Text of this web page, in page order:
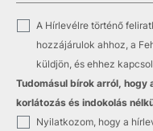
✓
A Hírlevélre történő
hozzájárulok ahhoz, a
küldjön, és ehhez
Tudomásul bírok arról, hogy
korlátozás és indokolás
✓ Nyilatkozom, hogy a